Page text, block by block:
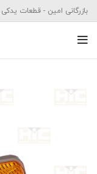
بازرگانی امین - قطعات